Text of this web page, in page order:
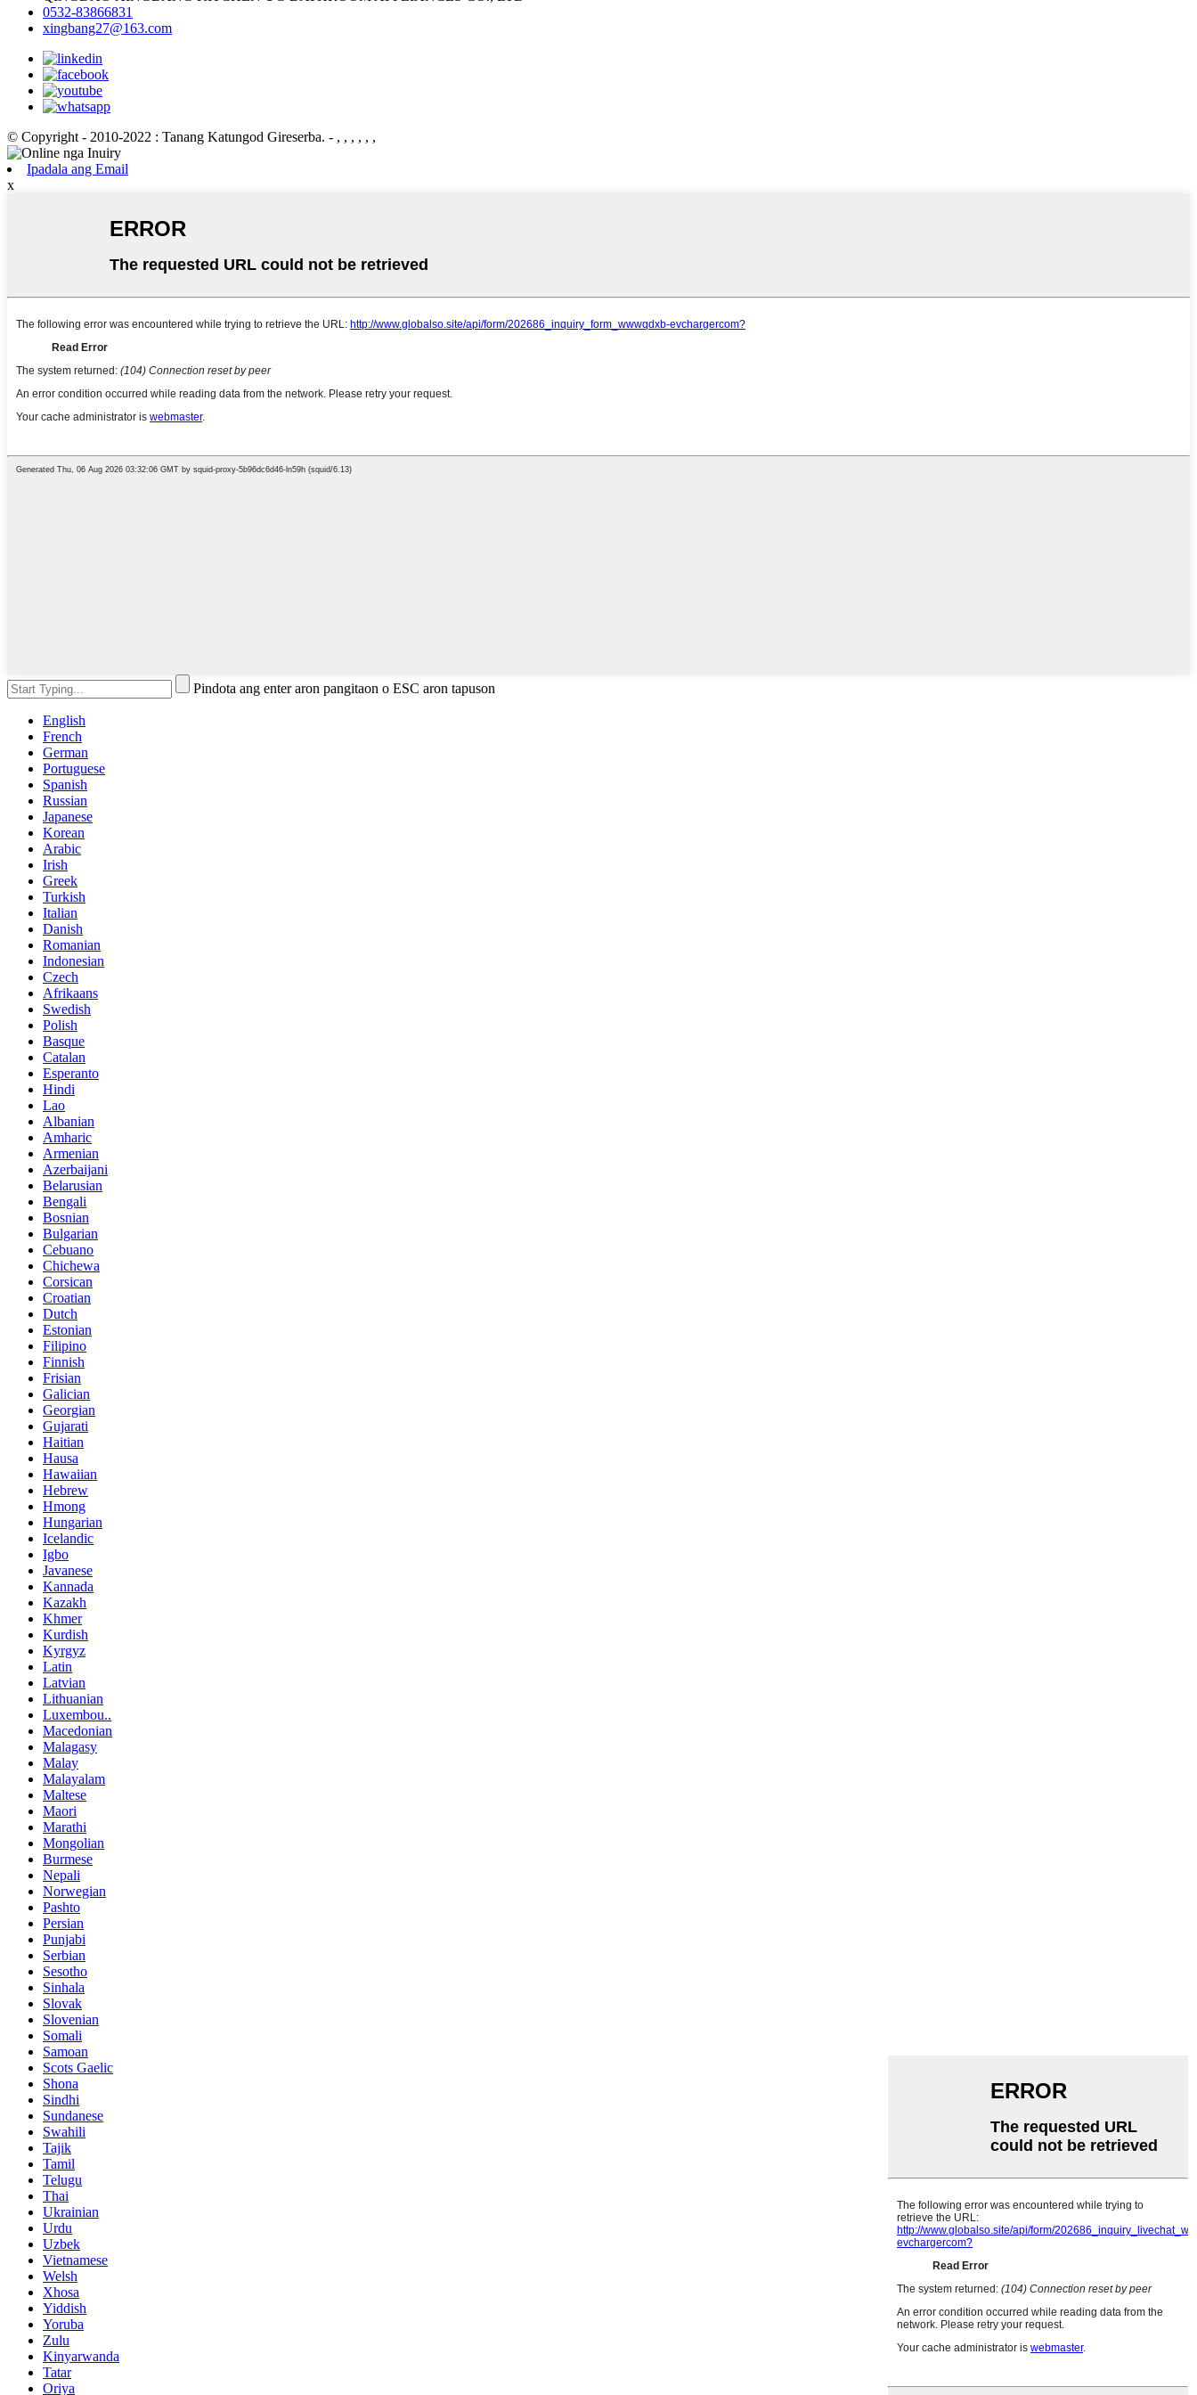
0532-83866831
xingbang27@163.com
© Copyright - 2010-2022 : Tanang Katungod Gireserba. - , , , , , ,
Ipadala ang Email
x
Pindota ang enter aron pangitaon o ESC aron tapuson
English
French
German
Portuguese
Spanish
Russian
Japanese
Korean
Arabic
Irish
Greek
Turkish
Italian
Danish
Romanian
Indonesian
Czech
Afrikaans
Swedish
Polish
Basque
Catalan
Esperanto
Hindi
Lao
Albanian
Amharic
Armenian
Azerbaijani
Belarusian
Bengali
Bosnian
Bulgarian
Cebuano
Chichewa
Corsican
Croatian
Dutch
Estonian
Filipino
Finnish
Frisian
Galician
Georgian
Gujarati
Haitian
Hausa
Hawaiian
Hebrew
Hmong
Hungarian
Icelandic
Igbo
Javanese
Kannada
Kazakh
Khmer
Kurdish
Kyrgyz
Latin
Latvian
Lithuanian
Luxembou..
Macedonian
Malagasy
Malay
Malayalam
Maltese
Maori
Marathi
Mongolian
Burmese
Nepali
Norwegian
Pashto
Persian
Punjabi
Serbian
Sesotho
Sinhala
Slovak
Slovenian
Somali
Samoan
Scots Gaelic
Shona
Sindhi
Sundanese
Swahili
Tajik
Tamil
Telugu
Thai
Ukrainian
Urdu
Uzbek
Vietnamese
Welsh
Xhosa
Yiddish
Yoruba
Zulu
Kinyarwanda
Tatar
Oriya